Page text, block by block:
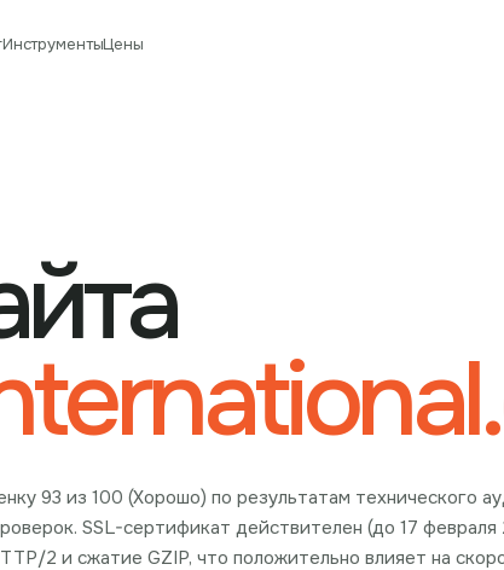
ИнструментыЦены
93 из 100 (Хорошо) по результатам технического
SSL-сертификат действителен (до 17 февраля
2 и сжатие GZIP, что положительно влияет на